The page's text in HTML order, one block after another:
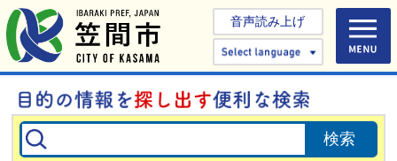
音声読み上げ
Select